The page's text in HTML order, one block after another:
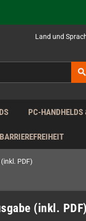
Land und
search
PC-
BARRIEREFREIHEIT
PDF)
(inkl. PDF)